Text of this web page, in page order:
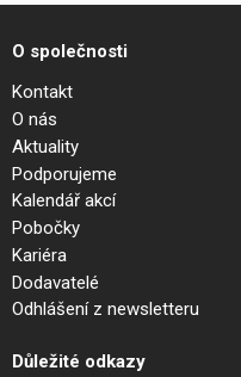
O společnosti
Kontakt
O nás
Aktuality
Podporujeme
Kalendář akcí
Pobočky
Kariéra
Dodavatelé
Odhlášení z newsletteru
Důležité odkazy